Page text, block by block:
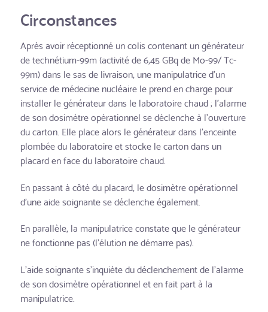
Circonstances
Après avoir réceptionné un colis contenant un générateur
de technétium-99m (activité de 6,45 GBq de Mo-99/ Tc-
99m) dans le sas de livraison, une manipulatrice d’un
service de médecine nucléaire le prend en charge pour
installer le générateur dans le laboratoire chaud ; l’alarme
de son dosimètre opérationnel se déclenche à l’ouverture
du carton. Elle place alors le générateur dans l’enceinte
plombée du laboratoire et stocke le carton dans un
placard en face du laboratoire chaud.
En passant à côté du placard, le dosimètre opérationnel
d’une aide soignante se déclenche également.
En parallèle, la manipulatrice constate que le générateur
ne fonctionne pas (l’élution ne démarre pas).
L’aide soignante s’inquiète du déclenchement de l’alarme
de son dosimètre opérationnel et en fait part à la
manipulatrice.